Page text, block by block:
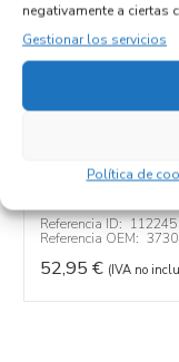
negativamente a ciertas
Gestionar los servicios
Política de
Productos
Referencia ID: 112245
Referencia OEM:
52,95 € (IVA no